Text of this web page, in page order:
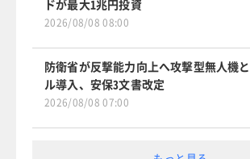
ドが最大1兆円投資
2026/08/08 08:00
防衛省が反撃能力向上へ攻撃型無人機
ル導入、安保3文書改定
2026/08/08 07:00